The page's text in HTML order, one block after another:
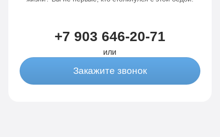
+7 903 646-20-71
или
Закажите звонок